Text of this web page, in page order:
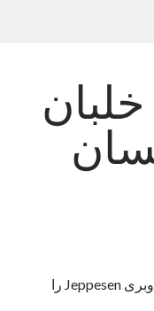
حافظه‌ی ربات Pibot آن‌قدر بزرگ است که می‌تواند همه‌ی نمودارهای ناوبری Jeppesen را